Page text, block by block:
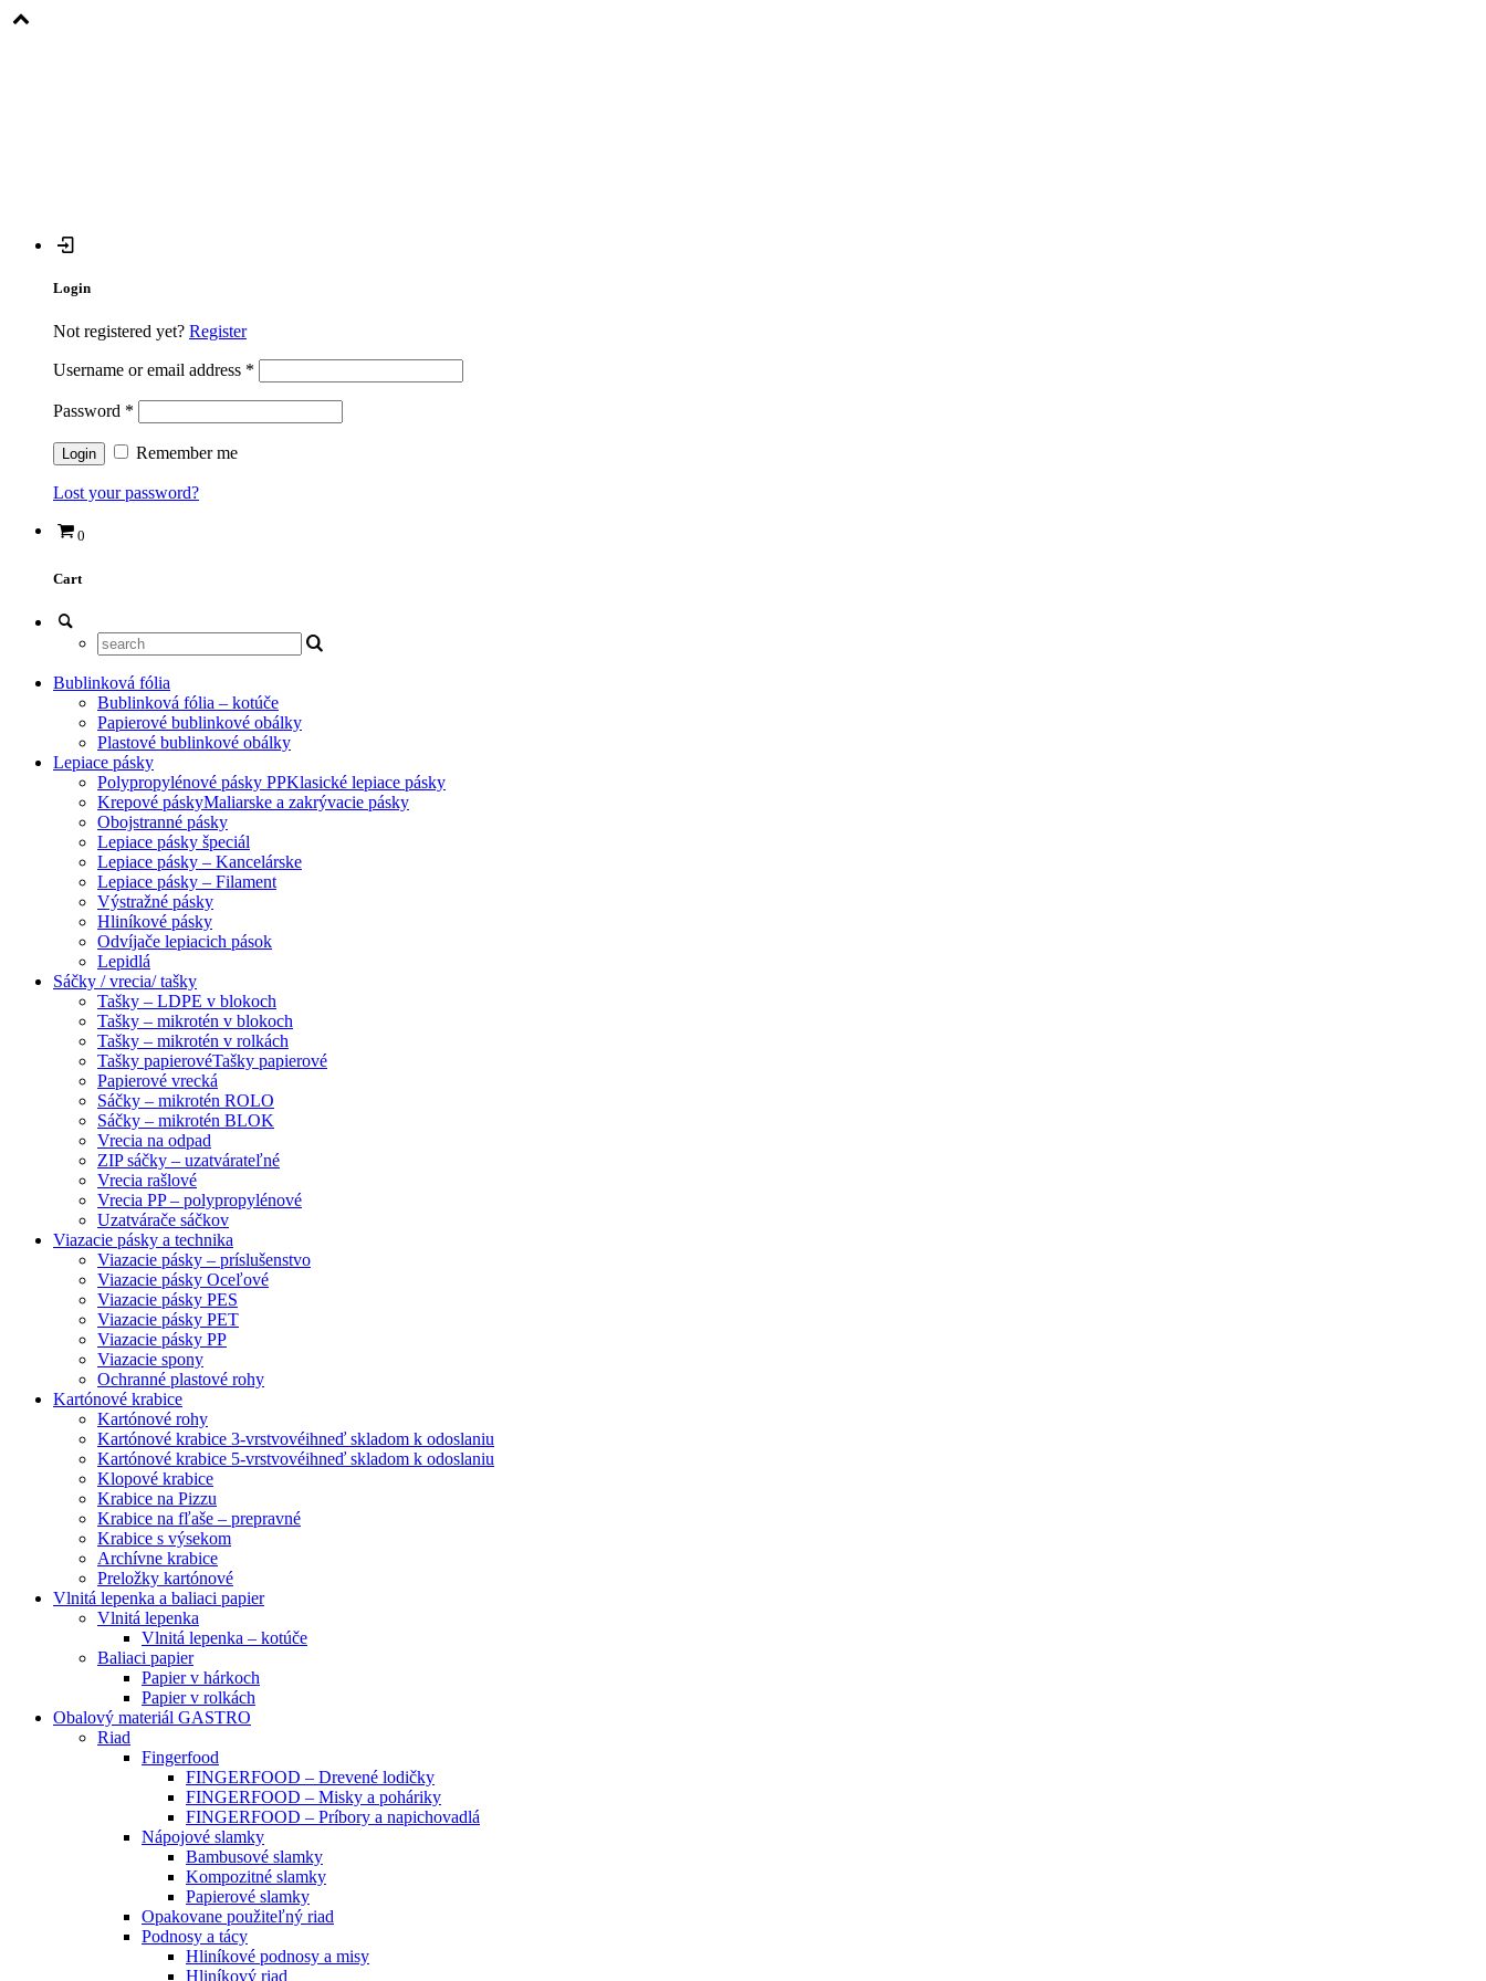
Login
Not registered yet? Register
Username or email address *
Password *
Remember me
Lost your password?
0
Cart
Bublinková fólia
Bublinková fólia – kotúče
Papierové bublinkové obálky
Plastové bublinkové obálky
Lepiace pásky
Polypropylénové pásky PPKlasické lepiace pásky
Krepové páskyMaliarske a zakrývacie pásky
Obojstranné pásky
Lepiace pásky špeciál
Lepiace pásky – Kancelárske
Lepiace pásky – Filament
Výstražné pásky
Hliníkové pásky
Odvíjače lepiacich pások
Lepidlá
Sáčky / vrecia/ tašky
Tašky – LDPE v blokoch
Tašky – mikrotén v blokoch
Tašky – mikrotén v rolkách
Tašky papierovéTašky papierové
Papierové vrecká
Sáčky – mikrotén ROLO
Sáčky – mikrotén BLOK
Vrecia na odpad
ZIP sáčky – uzatvárateľné
Vrecia rašlové
Vrecia PP – polypropylénové
Uzatvárače sáčkov
Viazacie pásky a technika
Viazacie pásky – príslušenstvo
Viazacie pásky Oceľové
Viazacie pásky PES
Viazacie pásky PET
Viazacie pásky PP
Viazacie spony
Ochranné plastové rohy
Kartónové krabice
Kartónové rohy
Kartónové krabice 3-vrstvovéihneď skladom k odoslaniu
Kartónové krabice 5-vrstvovéihneď skladom k odoslaniu
Klopové krabice
Krabice na Pizzu
Krabice na fľaše – prepravné
Krabice s výsekom
Archívne krabice
Preložky kartónové
Vlnitá lepenka a baliaci papier
Vlnitá lepenka
Vlnitá lepenka – kotúče
Baliaci papier
Papier v hárkoch
Papier v rolkách
Obalový materiál GASTRO
Riad
Fingerfood
FINGERFOOD – Drevené lodičky
FINGERFOOD – Misky a poháriky
FINGERFOOD – Príbory a napichovadlá
Nápojové slamky
Bambusové slamky
Kompozitné slamky
Papierové slamky
Opakovane použiteľný riad
Podnosy a tácy
Hliníkové podnosy a misy
Hliníkový riad